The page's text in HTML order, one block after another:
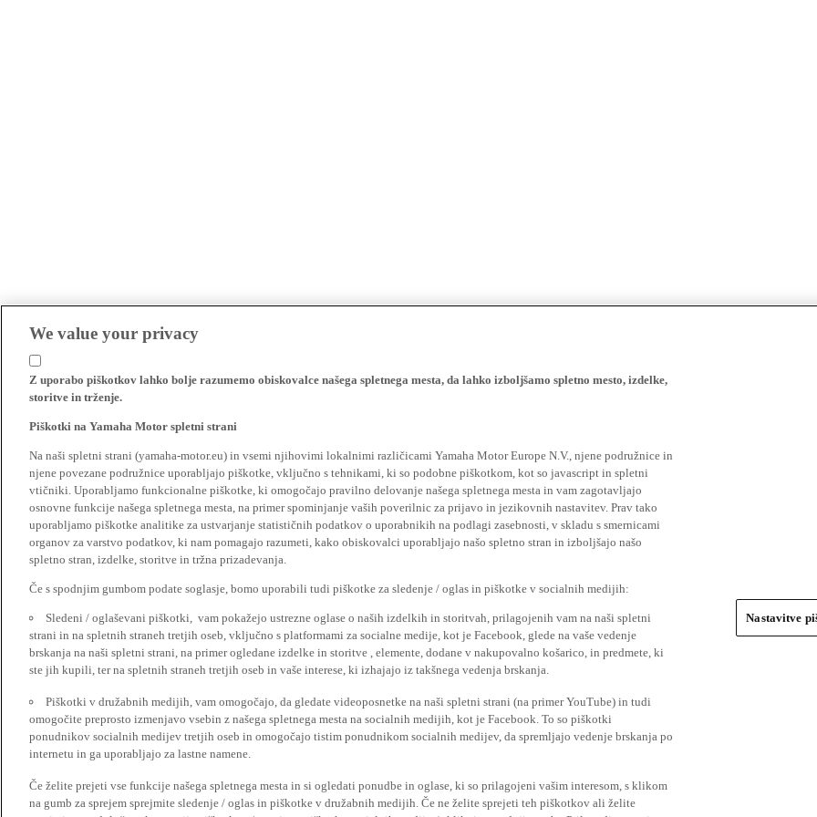
We value your privacy
Z uporabo piškotkov lahko bolje razumemo obiskovalce našega spletnega mesta, da lahko izboljšamo spletno mesto, izdelke,
storitve in trženje.
Piškotki na Yamaha Motor spletni strani
Na naši spletni strani (yamaha-motor.eu) in vsemi njihovimi lokalnimi različicami Yamaha Motor Europe N.V., njene podružnice in
njene povezane podružnice uporabljajo piškotke, vključno s tehnikami, ki so podobne piškotkom, kot so javascript in spletni
vtičniki. Uporabljamo funkcionalne piškotke, ki omogočajo pravilno delovanje našega spletnega mesta in vam zagotavljajo
osnovne funkcije našega spletnega mesta, na primer spominjanje vaših poverilnic za prijavo in jezikovnih nastavitev. Prav tako
uporabljamo piškotke analitike za ustvarjanje statističnih podatkov o uporabnikih na podlagi zasebnosti, v skladu s smernicami
organov za varstvo podatkov, ki nam pomagajo razumeti, kako obiskovalci uporabljajo našo spletno stran in izboljšajo našo
spletno stran, izdelke, storitve in tržna prizadevanja.
Če s spodnjim gumbom podate soglasje, bomo uporabili tudi piškotke za sledenje / oglas in piškotke v socialnih medijih:
Sledeni / oglaševani piškotki, vam pokažejo ustrezne oglase o naših izdelkih in storitvah, prilagojenih vam na naši spletni
strani in na spletnih straneh tretjih oseb, vključno s platformami za socialne medije, kot je Facebook, glede na vaše vedenje
brskanja na naši spletni strani, na primer ogledane izdelke in storitve , elemente, dodane v nakupovalno košarico, in predmete, ki
ste jih kupili, ter na spletnih straneh tretjih oseb in vaše interese, ki izhajajo iz takšnega vedenja brskanja.
Piškotki v družabnih medijih, vam omogočajo, da gledate videoposnetke na naši spletni strani (na primer YouTube) in tudi
omogočite preprosto izmenjavo vsebin z našega spletnega mesta na socialnih medijih, kot je Facebook. To so piškotki
ponudnikov socialnih medijev tretjih oseb in omogočajo tistim ponudnikom socialnih medijev, da spremljajo vedenje brskanja po
internetu in ga uporabljajo za lastne namene.
Če želite prejeti vse funkcije našega spletnega mesta in si ogledati ponudbe in oglase, ki so prilagojeni vašim interesom, s klikom
na gumb za sprejem sprejmite sledenje / oglas in piškotke v družabnih medijih. Če ne želite sprejeti teh piškotkov ali želite
Nastavitve